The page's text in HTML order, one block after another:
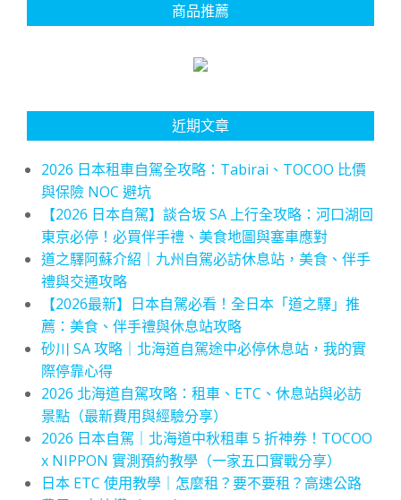
商品推薦
近期文章
2026 日本租車自駕全攻略：Tabirai、TOCOO 比價
與保險 NOC 避坑
【2026 日本自駕】談合坂 SA 上行全攻略：河口湖回
東京必停！必買伴手禮、美食地圖與塞車應對
道之驛阿蘇介紹｜九州自駕必訪休息站，美食、伴手
禮與交通攻略
【2026最新】日本自駕必看！全日本「道之驛」推
薦：美食、伴手禮與休息站攻略
砂川 SA 攻略｜北海道自駕途中必停休息站，我的實
際停靠心得
2026 北海道自駕攻略：租車、ETC、休息站與必訪
景點（最新費用與經驗分享）
2026 日本自駕｜北海道中秋租車 5 折神券！TOCOO
x NIPPON 實測預約教學（一家五口實戰分享）
日本 ETC 使用教學｜怎麼租？要不要租？高速公路